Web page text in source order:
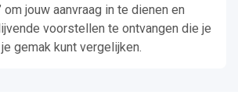
om jouw aanvraag in te dienen en
voorstellen te ontvangen die je
gemak kunt vergelijken.